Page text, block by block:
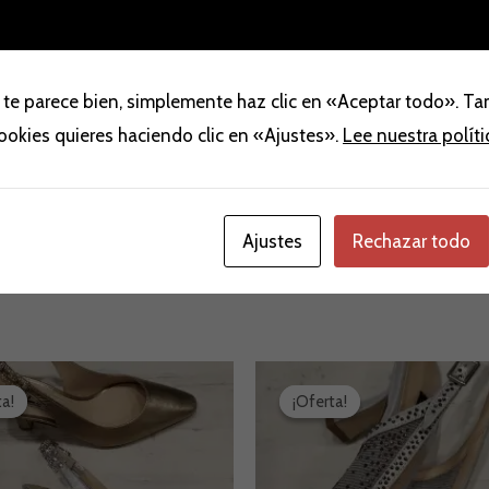
(0)
€.
El
precio
actual
139,00 €.
¡Oferta!
¡Oferta!
precio
original
era:
189,90 €.
precio
actual
es:
150,00 €.
te parece bien, simplemente haz clic en «Aceptar todo».
quieres haciendo clic en «Ajustes». Lee nuestra
Ajustes Rechazar todo